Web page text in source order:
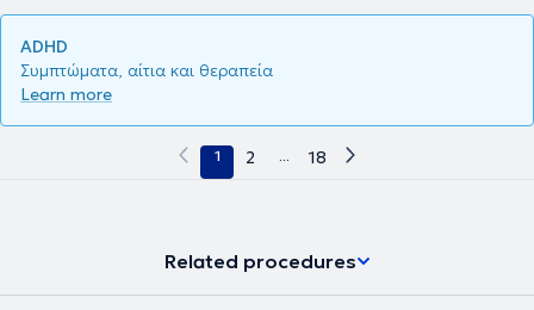
ADHD
Συμπτώματα, αίτια και θεραπεία
Learn more
1 2 ... 18
Related procedures